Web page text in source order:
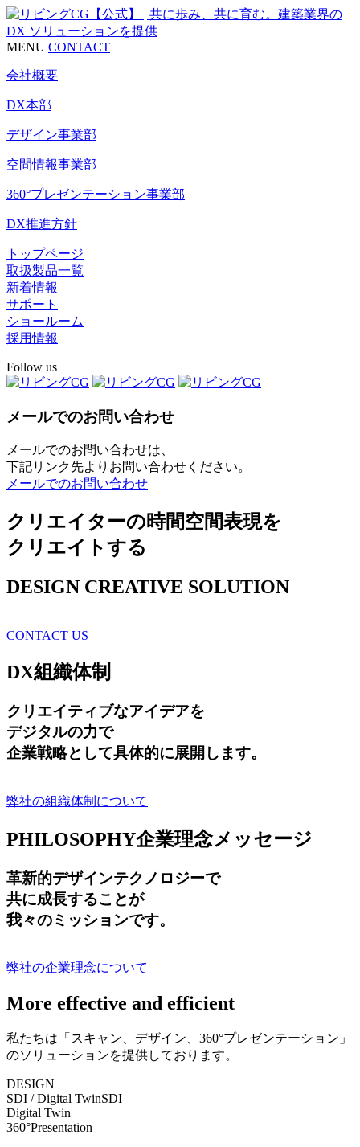
MENU CONTACT
会社概要
DX本部
デザイン事業部
空間情報事業部
360°プレゼンテーション事業部
DX推進方針
トップページ
取扱製品一覧
新着情報
サポート
ショールーム
採用情報
Follow us
メールでのお問い合わせ
メールでのお問い合わせは、
下記リンク先よりお問い合わせください。
メールでのお問い合わせ
クリエイターの時間空間表現を
クリエイトする
DESIGN CREATIVE SOLUTION
CONTACT US
DX組織体制
クリエイティブなアイデアを
デジタルの力で
企業戦略として具体的に展開します。
弊社の組織体制について
PHILOSOPHY企業理念メッセージ
革新的デザインテクノロジーで
共に成長することが
我々のミッションです。
弊社の企業理念について
More effective and efficient
私たちは「スキャン、デザイン、360°プレゼンテーション」
のソリューションを提供しております。
DESIGN
SDI / Digital TwinSDI
Digital Twin
360°Presentation